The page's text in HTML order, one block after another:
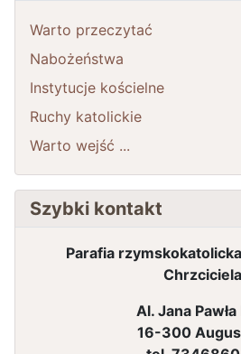
Warto przeczytać
Nabożeństwa
Instytucje kościelne
Ruchy katolickie
Warto wejść ...
Szybki kontakt
Parafia
Chrzciciela
Al. Jana Pawła
16-300